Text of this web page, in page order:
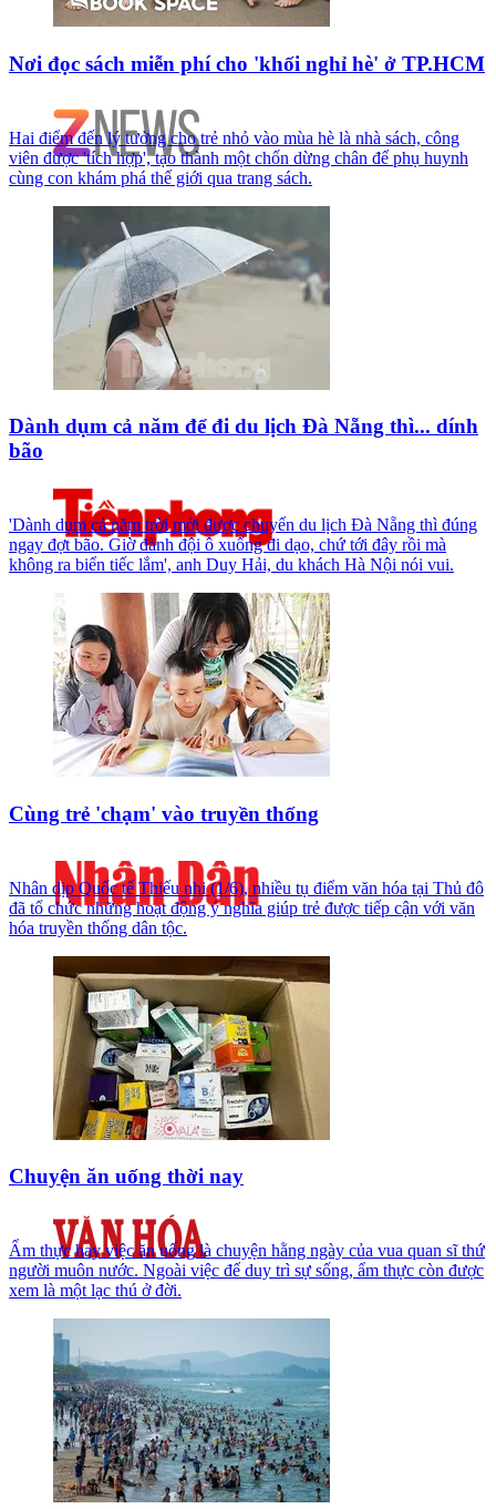
Nơi đọc sách miễn phí cho 'khối nghỉ hè' ở TP.HCM
Hai điểm đến lý tưởng cho trẻ nhỏ vào mùa hè là nhà sách, công
viên được 'tích hợp', tạo thành một chốn dừng chân để phụ huynh
cùng con khám phá thế giới qua trang sách.
Dành dụm cả năm để đi du lịch Đà Nẵng thì... dính
bão
'Dành dụm cả năm trời mới được chuyến du lịch Đà Nẵng thì đúng
ngay đợt bão. Giờ đành đội ô xuống đi dạo, chứ tới đây rồi mà
không ra biển tiếc lắm', anh Duy Hải, du khách Hà Nội nói vui.
Cùng trẻ 'chạm' vào truyền thống
Nhân dịp Quốc tế Thiếu nhi (1/6), nhiều tụ điểm văn hóa tại Thủ đô
đã tổ chức những hoạt động ý nghĩa giúp trẻ được tiếp cận với văn
hóa truyền thống dân tộc.
Chuyện ăn uống thời nay
Ẩm thực hay việc ăn uống là chuyện hằng ngày của vua quan sĩ thứ
người muôn nước. Ngoài việc để duy trì sự sống, ẩm thực còn được
xem là một lạc thú ở đời.